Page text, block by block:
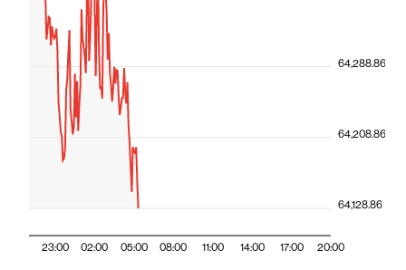
23:00 02:00 05:00 08:00 11:00 14:00 17:00 20:00
64,128.86
64,208.86
64,288.86